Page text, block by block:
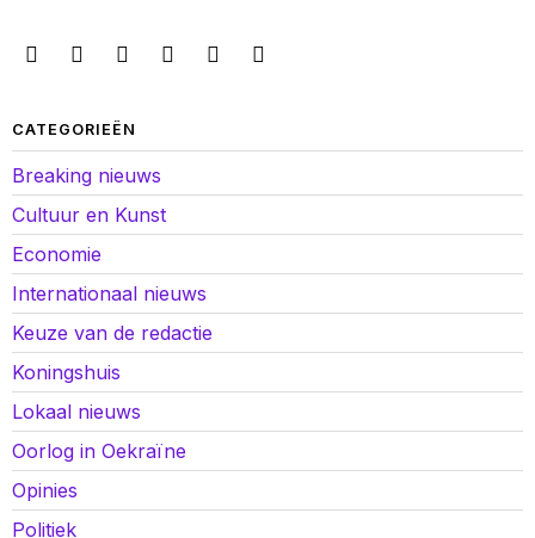
CATEGORIEËN
Breaking nieuws
Cultuur en Kunst
Economie
Internationaal nieuws
Keuze van de redactie
Koningshuis
Lokaal nieuws
Oorlog in Oekraïne
Opinies
Politiek